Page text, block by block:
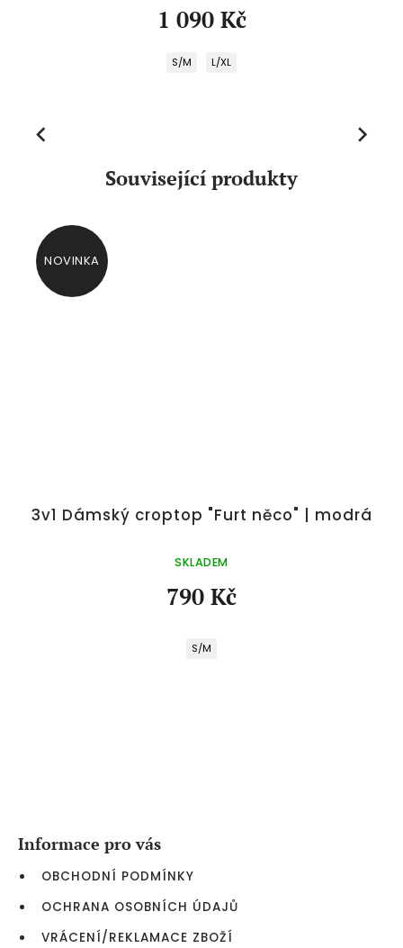
1 090 Kč
S/M L/XL
Související produkty
Previous
NOVINKA
3v1 Dámský croptop "Furt něco" | modrá
SKLADEM
790 Kč
S/M
Next
Informace pro vás
OBCHODNÍ PODMÍNKY
OCHRANA OSOBNÍCH ÚDAJŮ
VRÁCENÍ/REKLAMACE ZBOŽÍ